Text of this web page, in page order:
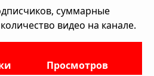
суммарные
видео на канале.
Просмотров